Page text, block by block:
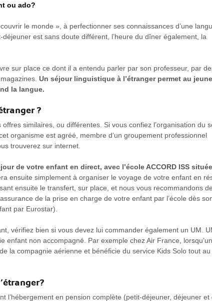
ou ado?
le monde », à perfectionner ses connaissances d’une
est sans doute différent, l’heure du dîner également, la
sur place ce dont il a entendu parler par son professeur, par
Un séjour linguistique à l’étranger permet au
la langue.
?
similaires, ou différentes. Si vous confiez l’organisation du
organisme est agréé, membre d’un groupement professionnel
trouverez sur internet.
de votre enfant en direct, avec l’école ACCORD ISS
ensuite simplement à organiser le voyage de votre enfant en
ensuite le transfert, sur place, et nous vous recommandons
de la prise en charge de votre enfant par l’école dès
par Eurostar).
vérifiez bien si vous devez lui commander également un UM.
enfant non accompagné. Par exemple chez Air France,
la compagnie aérienne et bénéficie du service Kids Solo tout au
l’hébergement en pension complète (petit-déjeuner, déjeuner et